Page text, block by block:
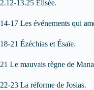
2.12-13.25 Élisée.
14-17 Les événements qui
18-21 Ézéchias et Ésaïe.
21 Le mauvais règne de
22-23 La réforme de Josias.